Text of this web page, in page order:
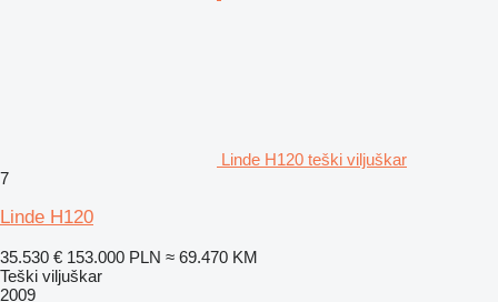
Linde H120 teški viljuškar
7
Linde H120
35.530 € 153.000 PLN ≈ 69.470 KM
Teški viljuškar
2009